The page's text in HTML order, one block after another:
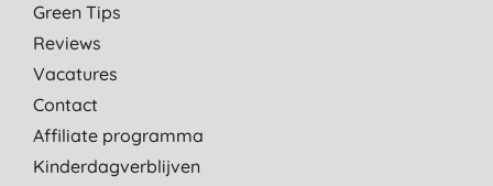
Green Tips
Reviews
Vacatures
Contact
Affiliate programma
Kinderdagverblijven